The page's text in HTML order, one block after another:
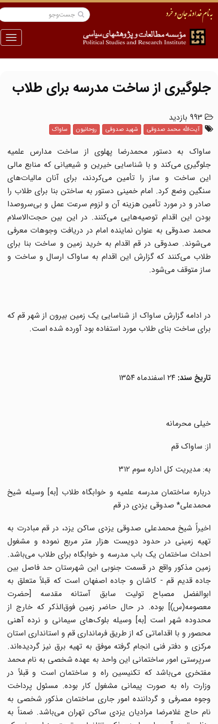
منو
جلوگیری از ساخت مدرسه برای طلاب
993 بازدید
آیت‌الله محمد صدوقی شهید صدوقی روحانیون ساواک
ساواک به دستور محمدرضا پهلوی از ساخت مدارس علمیه
جلوگیری می‌کند و با شناسایی خیرین و شیعیانی که منابع مالی
این ساخت و ساز را تأمین می‌کردند، برای آنان مالیات‌های
سنگین وضع کرد. امام خمینی دستور به ساختن بنا برای طلاب را
صادر و در مورد تأمین هزینه آن و لزوم سرعت عمل و بی‌سروصدا
بودن این اقدام توصیه‌هایی می‌کنند. در این بین حجت‌الاسلام
محمد صدوقی به عنوان نماینده امام در دریافت وجوهات معرفی
می‌شوند. صدوقی در قم اقدام به خرید زمین و ساخت بنا برای
طلاب می‌کنند که گزارش این اقدام به ساواک ارسال و ساخت و
ساز متوقف می‌شود.
در ادامه گزارش ساواک از شناسایی یک زمین بیرون از شهر قم که
برای ساخت بنای طلاب مورد استفاده بود آورده شده است.
تاریخ سند:۲۴ اسفندماه ۱۳۵۴
خیلی محرمانه
از: ساواک قم
به: مدیریت کل اداره سوم ۳۱۲
درباره ساختمان مدرسه علمیه و خوابگاه طلاب [به] وسیله شیخ
محمدعلی* صدوقی یزدی در قم
اخیراً شیخ محمدعلی صدوقی یزدی ساکن یزد، در قم مبادرت به
تهیه زمینی در حدود دویست هزار متر مربع نموده و مشغول
احداث ساختمان یک باب مدرسه و خوابگاه برای طلاب می‌باشد.
زمین مذکور واقع در قسمت جنوبی این شهرستان حد فاصل بین
جاده قدیم قم - کاشان و جاده اصفهان است که قبلاً متعلق به
ابوالفضل مصباح تولیت سابق آستانه مقدسه [حضرت
معصومه(س)] بوده. در حال حاضر زمین فوق‌الذکر که خارج از
محدوده شهر است [به] وسیله بلوک‌های سیمانی و نرده آهنی
محصور و با اقداماتی که از طریق فرمانداری قم و استانداری استان
مرکزی و دفتر فنی انجام گرفته موفق به تهیه برق نیز گردیده‌اند.
سرپرستی امور ساختمانی این واحد به عهده شخصی به نام محمد
مفتخری می‌باشد که تکنیسین راه و ساختمان است و قبلاً در
وزارت راه به صورت پیمانی مشغول کار بوده. مسئول پرداخت
وجوه مصرفی و گرداننده امور جاری ساختمان مذکور شخصی به
نام حاج غلامرضا مرادیان یزدی ساکن تهران می‌باشد. ضمناً به